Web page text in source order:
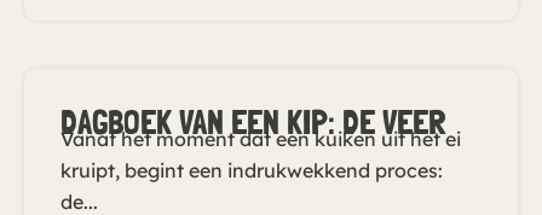
DAGBOEK VAN EEN KIP: DE VEER
Vanaf het moment dat een kuiken uit het ei
kruipt, begint een indrukwekkend proces:
de...